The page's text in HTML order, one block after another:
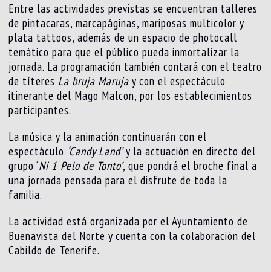
Entre las actividades previstas se encuentran talleres
de pintacaras, marcapáginas, mariposas multicolor y
plata tattoos, además de un espacio de photocall
temático para que el público pueda inmortalizar la
jornada. La programación también contará con el teatro
de títeres La bruja Maruja y con el espectáculo
itinerante del Mago Malcon, por los establecimientos
participantes.
La música y la animación continuarán con el
espectáculo ‘Candy Land’y la actuación en directo del
grupo ‘Ni 1 Pelo de Tonto’, que pondrá el broche final a
una jornada pensada para el disfrute de toda la
familia.
La actividad está organizada por el Ayuntamiento de
Buenavista del Norte y cuenta con la colaboración del
Cabildo de Tenerife.